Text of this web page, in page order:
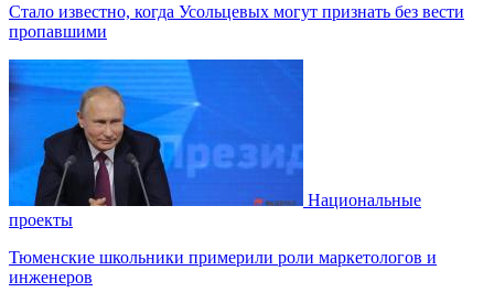
Стало известно, когда Усольцевых могут признать без вести
пропавшими
Национальные
проекты
Тюменские школьники примерили роли маркетологов и
инженеров